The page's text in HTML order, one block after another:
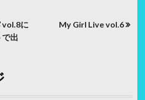
vol.8に
出
My Girl Live vol.6